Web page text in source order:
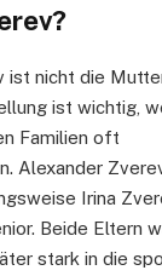
ist nicht die
ist wichtig,
Familien oft
Alexander
Irina
Beide Eltern
stark in die